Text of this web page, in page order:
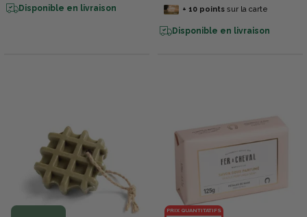
Disponible en livraison + 10pointssur la carte
Disponible en livraison
PRIX QUANTITATIFS